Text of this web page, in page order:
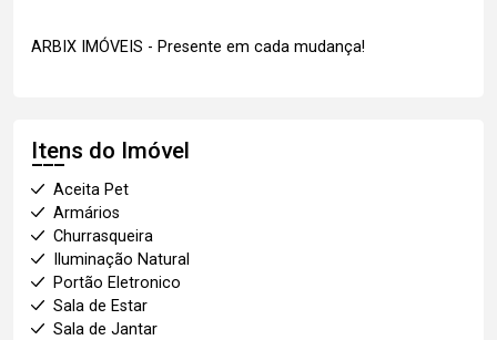
ARBIX IMÓVEIS - Presente em cada mudança!
Itens do Imóvel
Aceita Pet
Armários
Churrasqueira
Iluminação Natural
Portão Eletronico
Sala de Estar
Sala de Jantar